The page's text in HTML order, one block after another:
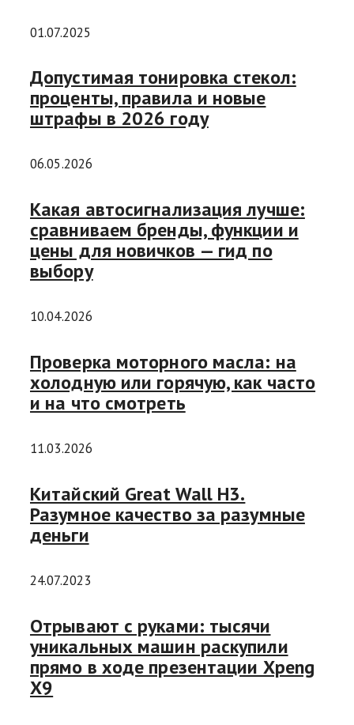
01.07.2025
Допустимая тонировка стекол:
проценты, правила и новые
штрафы в 2026 году
06.05.2026
Какая автосигнализация лучше:
сравниваем бренды, функции и
цены для новичков — гид по
выбору
10.04.2026
Проверка моторного масла: на
холодную или горячую, как часто
и на что смотреть
11.03.2026
Китайский Great Wall H3.
Разумное качество за разумные
деньги
24.07.2023
Отрывают с руками: тысячи
уникальных машин раскупили
прямо в ходе презентации Xpeng
X9